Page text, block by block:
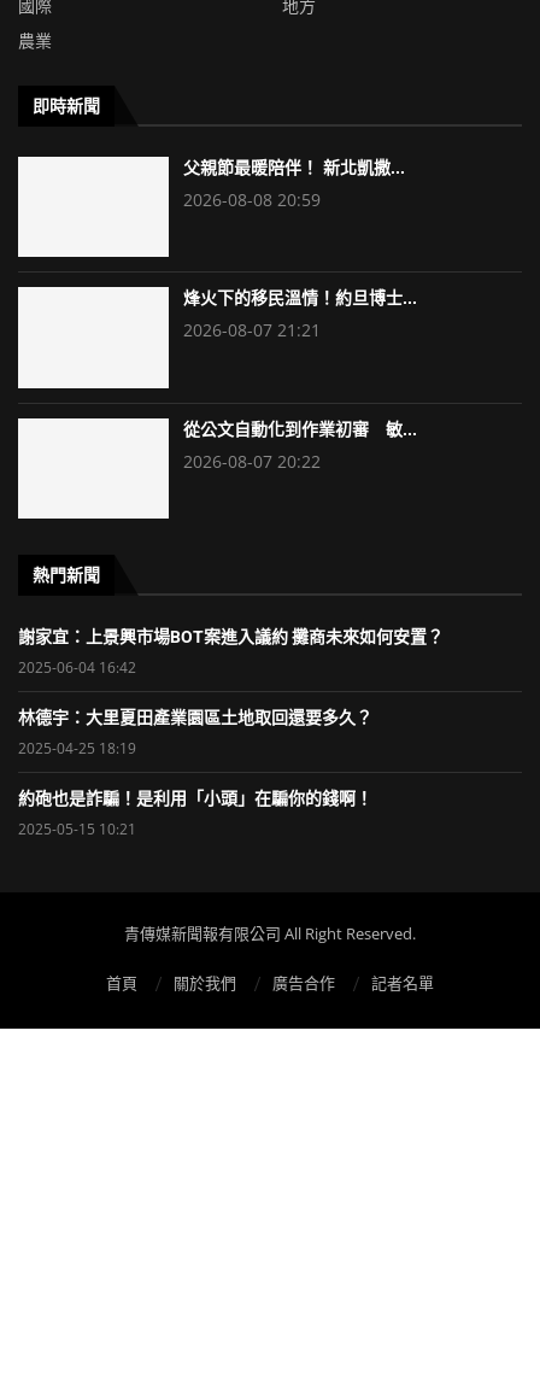
國際
地方
農業
即時新聞
父親節最暖陪伴！ 新北凱撒...
2026-08-08 20:59
烽火下的移民溫情！約旦博士...
2026-08-07 21:21
從公文自動化到作業初審 敏...
2026-08-07 20:22
熱門新聞
謝家宜：上景興市場BOT案進入議約 攤商未來如何安置？
2025-06-04 16:42
林德宇：大里夏田產業園區土地取回還要多久？
2025-04-25 18:19
約砲也是詐騙！是利用「小頭」在騙你的錢啊！
2025-05-15 10:21
青傳媒新聞報有限公司 All Right Reserved.
首頁 關於我們 廣告合作 記者名單